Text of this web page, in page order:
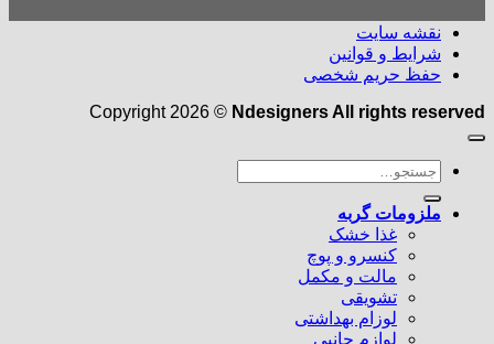
نقشه سایت
شرایط و قوانین
حفظ حریم شخصی
Copyright 2026 © Ndesigners All rights reserved
جستجو
ملزومات گربه
غذا خشک
کنسرو و پوچ
مالت و مکمل
تشویقی
لوزام بهداشتی
لوازم جانبی